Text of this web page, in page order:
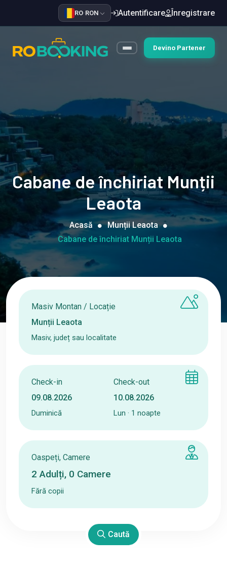
RO·RON Autentificare Înregistrare
Devino Partener
Cabane de închiriat Munții
Leaota
Acasă
Munții Leaota
Cabane de închiriat Munții Leaota
Masiv Montan / Locație
Masiv, județ sau localitate
Check-in
Duminică
Check-out
Lun · 1 noapte
Oaspeți, Camere
2 Adulți, 0 Camere
Fără copii
Caută